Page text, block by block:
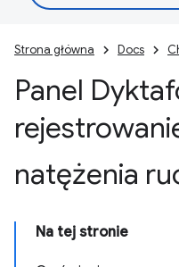
Strona główna Docs
Panel
natężenia
Na tej stronie